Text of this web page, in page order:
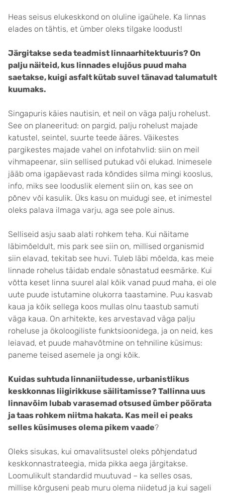
Heas seisus elukeskkond on oluline igaühele. Ka linnas
elades on tähtis, et ümber oleks tilgake loodust!
Järgitakse seda teadmist linnaarhitektuuris? On
palju näiteid, kus linnades elujõus puud maha
saetakse, kuigi asfalt kütab suvel tänavad talumatult
kuumaks.
Singapuris käies nautisin, et neil on väga palju rohelust.
See on planeeritud: on pargid, palju rohelust majade
katustel, seintel, suurte teede ääres. Väikestes
pargikestes majade vahel on infotahvlid: siin on meil
vihmapeenar, siin sellised putukad või elukad. Inimesele
jääb oma igapäevast rada kõndides silma mingi kooslus,
info, miks see looduslik element siin on, kas see on
põnev või kasulik. Üks kasu on muidugi see, et inimestel
oleks palava ilmaga varju, aga see pole ainus.
Selliseid asju saab alati rohkem teha. Kui näitame
läbimõeldult, mis park see siin on, millised organismid
siin elavad, tekitab see huvi. Tuleb läbi mõelda, kas meie
linnade rohelus täidab endale sõnastatud eesmärke. Kui
võtta keset linna suurel alal kõik vanad puud maha, ei ole
uute puude istutamine olukorra taastamine. Puu kasvab
kaua ja kõik sellega koos mullas olnu taastub samuti
väga kaua. On arhitekte, kes arvestavad väga palju
roheluse ja ökoloogiliste funktsioonidega, ja on neid, kes
leiavad, et puude mahavõtmine on tehniline küsimus:
paneme teised asemele ja ongi kõik.
Kuidas suhtuda linnaniitudesse, urbanistlikus
keskkonnas liigirikkuse säilitamisse? Tallinna uus
linnavõim lubab varasemad otsused ümber pöörata
ja taas rohkem niitma hakata. Kas meil ei peaks
selles küsimuses olema pikem vaade?
Oleks sisukas, kui omavalitsustel oleks põhjendatud
keskkonnastrateegia, mida pikka aega järgitakse.
Loomulikult standardid muutuvad – ka selles osas,
millise kõrguseni peab muru olema niidetud ja kui sageli